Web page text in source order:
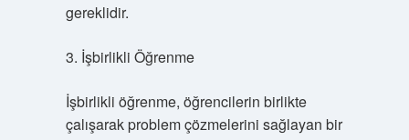
gereklidir.
3. İşbirlikli Öğrenme
İşbirlikli öğrenme, öğrencilerin birlikte
çalışarak problem çözmelerini sağlayan bir